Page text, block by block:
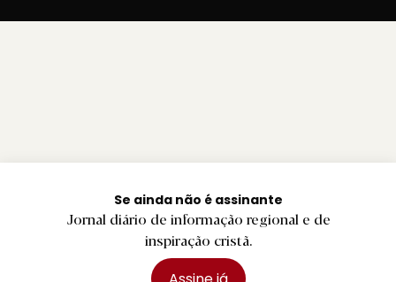
Se ainda não é assinante
Jornal diário de informação regional e de
inspiração cristã.